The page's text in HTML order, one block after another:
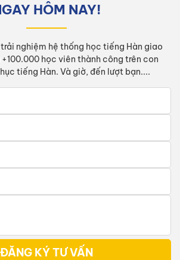
HÔM NAY!
nghiệm hệ thống học tiếng Hàn giao
học viên thành công trên con
tiếng Hàn. Và giờ, đến lượt bạn....
ĐĂNG KÝ TƯ VẤN